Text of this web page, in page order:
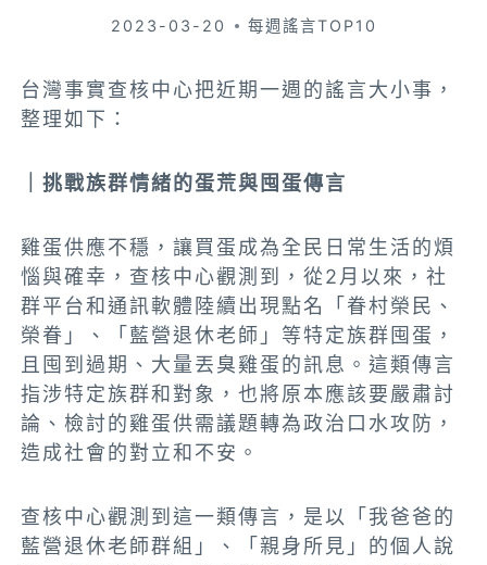
2023-03-20 每週謠言TOP10
台灣事實查核中心把近期一週的謠言大小事，
整理如下：
｜挑戰族群情緒的蛋荒與囤蛋傳言
雞蛋供應不穩，讓買蛋成為全民日常生活的煩
惱與確幸，查核中心觀測到，從2月以來，社
群平台和通訊軟體陸續出現點名「眷村榮民、
榮眷」、「藍營退休老師」等特定族群囤蛋，
且囤到過期、大量丟臭雞蛋的訊息。這類傳言
指涉特定族群和對象，也將原本應該要嚴肅討
論、檢討的雞蛋供需議題轉為政治口水攻防，
造成社會的對立和不安。
查核中心觀測到這一類傳言，是以「我爸爸的
藍營退休老師群組」、「親身所見」的個人說